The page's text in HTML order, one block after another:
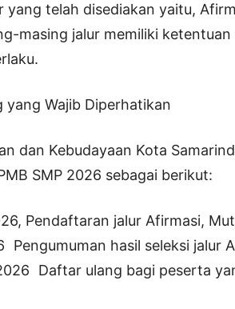
yang telah disediakan yaitu,
masing jalur memiliki
yang Wajib Diperhatikan
dan Kebudayaan Kota
SMP 2026 sebagai berikut:
Pendaftaran jalur Afirmasi,
Pengumuman hasil seleksi jalur
Daftar ulang bagi peserta